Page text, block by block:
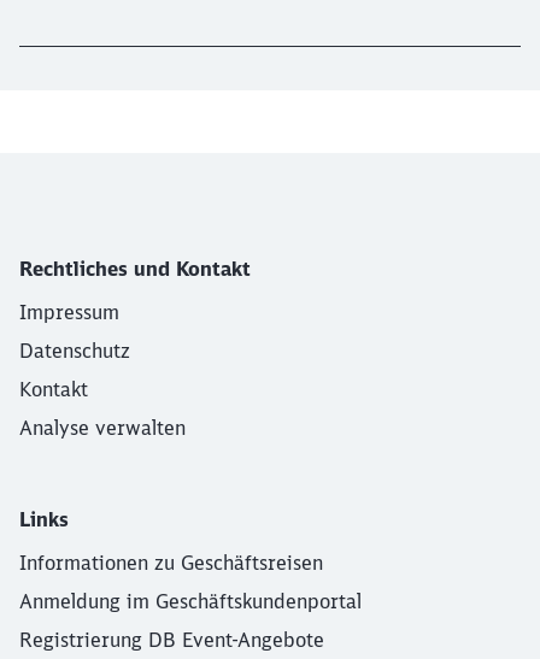
Rechtliches und Kontakt
Impressum
Datenschutz
Kontakt
Analyse verwalten
Links
Informationen zu Geschäftsreisen
Anmeldung im Geschäftskundenportal
Registrierung DB Event-Angebote